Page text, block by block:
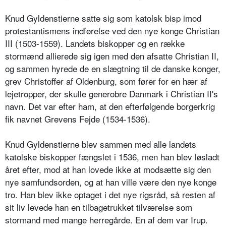
Knud Gyldenstierne satte sig som katolsk bisp imod
protestantismens indførelse ved den nye konge Christian
III (1503-1559). Landets biskopper og en række
stormænd allierede sig igen med den afsatte Christian II,
og sammen hyrede de en slægtning til de danske konger,
grev Christoffer af Oldenburg, som fører for en hær af
lejetropper, der skulle generobre Danmark i Christian II's
navn. Det var efter ham, at den efterfølgende borgerkrig
fik navnet Grevens Fejde (1534-1536).
Knud Gyldenstierne blev sammen med alle landets
katolske biskopper fængslet i 1536, men han blev løsladt
året efter, mod at han lovede ikke at modsætte sig den
nye samfundsorden, og at han ville være den nye konge
tro. Han blev ikke optaget i det nye rigsråd, så resten af
sit liv levede han en tilbagetrukket tilværelse som
stormand med mange herregårde. En af dem var Irup.